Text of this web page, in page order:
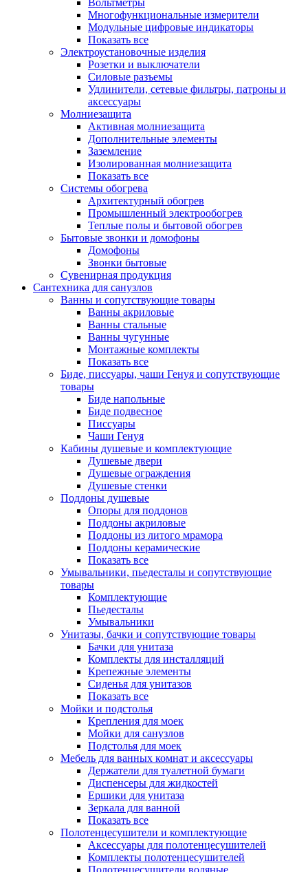
Вольтметры
Многофункциональные измерители
Модульные цифровые индикаторы
Показать все
Электроустановочные изделия
Розетки и выключатели
Силовые разъемы
Удлинители, сетевые фильтры, патроны и
аксессуары
Молниезащита
Активная молниезащита
Дополнительные элементы
Заземление
Изолированная молниезащита
Показать все
Системы обогрева
Архитектурный обогрев
Промышленный электрообогрев
Теплые полы и бытовой обогрев
Бытовые звонки и домофоны
Домофоны
Звонки бытовые
Сувенирная продукция
Сантехника для санузлов
Ванны и сопутствующие товары
Ванны акриловые
Ванны стальные
Ванны чугунные
Монтажные комплекты
Показать все
Биде, писсуары, чаши Генуя и сопутствующие
товары
Биде напольные
Биде подвесное
Писсуары
Чаши Генуя
Кабины душевые и комплектующие
Душевые двери
Душевые ограждения
Душевые стенки
Поддоны душевые
Опоры для поддонов
Поддоны акриловые
Поддоны из литого мрамора
Поддоны керамические
Показать все
Умывальники, пьедесталы и сопутствующие
товары
Комплектующие
Пьедесталы
Умывальники
Унитазы, бачки и сопутствующие товары
Бачки для унитаза
Комплекты для инсталляций
Крепежные элементы
Сиденья для унитазов
Показать все
Мойки и подстолья
Крепления для моек
Мойки для санузлов
Подстолья для моек
Мебель для ванных комнат и аксессуары
Держатели для туалетной бумаги
Диспенсеры для жидкостей
Ершики для унитаза
Зеркала для ванной
Показать все
Полотенцесушители и комплектующие
Аксессуары для полотенцесушителей
Комплекты полотенцесушителей
Полотенцесушители водяные